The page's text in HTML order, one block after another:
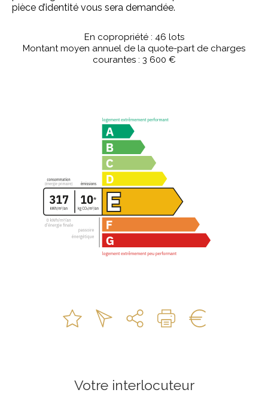
pièce d’identité vous sera demandée.
En copropriété : 46 lots
Montant moyen annuel de la quote-part de charges
courantes : 3 600 €
Votre interlocuteur